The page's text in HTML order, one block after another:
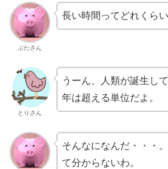
ぶたさん
長い時間ってどれくら
とりさん
うーん、人類が誕生し
年は超える単位だよ。
そんなになんだ・・・
て分からないわ。